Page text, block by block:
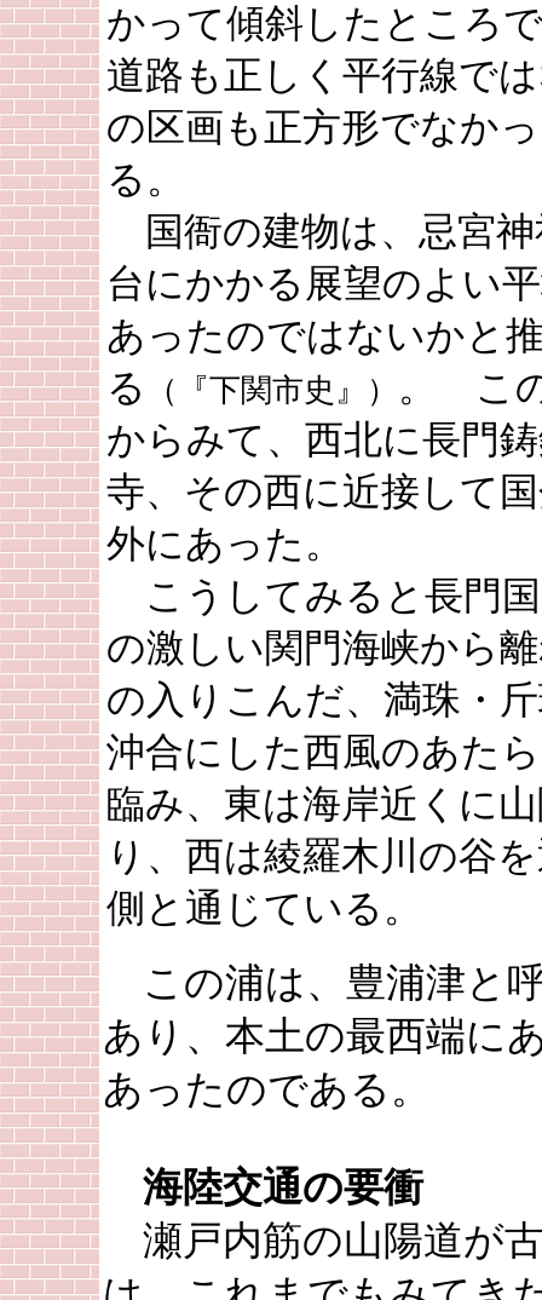
かって傾斜したところ
道路も正しく平行線で
の区画も正方形でなか
る。
国衙の建物は、忌宮神
台にかかる展望のよい
あったのではないかと
る
（『下関市史』）
。 こ
からみて、西北に長門
寺、その西に近接して
外にあった。
こうしてみると長門
の激しい関門海峡から
の入りこんだ、満珠・
沖合にした西風のあた
臨み、東は海岸近くに
り、西は綾羅木川の谷
側と通じている。
この浦は、豊浦津と
あり、本土の最西端に
あったのである。
海陸交通の要衝
瀬戸内筋の山陽道が